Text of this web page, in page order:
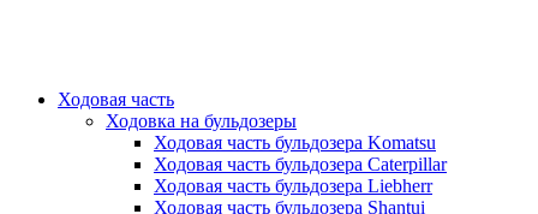
Ходовая часть
Ходовка на бульдозеры
Ходовая часть бульдозера Komatsu
Ходовая часть бульдозера Caterpillar
Ходовая часть бульдозера Liebherr
Ходовая часть бульдозера Shantui